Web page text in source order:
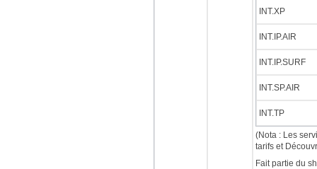
INT.XP
INT.IP.AIR
INT.IP.SURF
INT.SP.AIR
INT.TP
(Nota : Les
tarifs et
Fait partie du